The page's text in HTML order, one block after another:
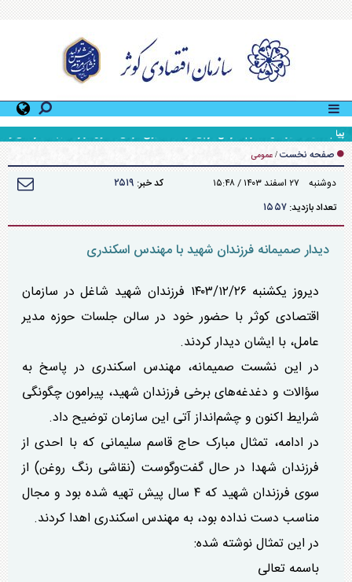
پیام تسلیت مدیرعامل محترم سازمان در پی درگذشت ابوی گرامی مسئول قرارگاه جهاد سازندگی و
محرومیت زدایی سپاه حضرت ولی عصر (عج) خوزستان
صفحه نخست / عمومی
دوشنبه ۲۷ اسفند ۱۴۰۳ / ۱۵:۴۸ کد خبر: ۲۵۱۹
تعداد بازدید: ۱۵۵۷
دیدار صمیمانه فرزندان شهید با مهندس اسکندری
دیروز یکشنبه ۱۴۰۳/۱۲/۲۶ فرزندان شهید شاغل در سازمان
اقتصادی کوثر با حضور خود در سالن جلسات حوزه مدیر
عامل، با ایشان دیدار کردند.
در این نشست صمیمانه، مهندس اسکندری در پاسخ به
سؤالات و دغدغه‌های برخی فرزندان شهید، پیرامون چگونگی
شرایط اکنون و چشم‌انداز آتی این سازمان توضیح داد.
در ادامه، تمثال مبارک حاج قاسم سلیمانی که با احدی از
فرزندان شهدا در حال گفت‌وگوست (نقاشی رنگ روغن) از
سوی فرزندان شهید که ۴ سال پیش تهیه شده بود و مجال
مناسب دست نداده بود، به مهندس اسکندری اهدا کردند.
در این تمثال نوشته شده:
باسمه تعالی